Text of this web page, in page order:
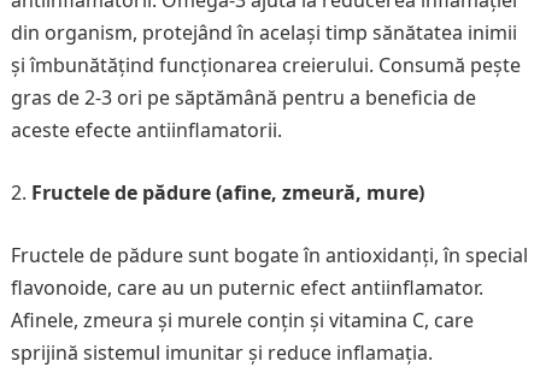
din organism, protejând în același timp sănătatea inimii
și îmbunătățind funcționarea creierului. Consumă pește
gras de 2-3 ori pe săptămână pentru a beneficia de
aceste efecte antiinflamatorii.
Fructele de pădure (afine, zmeură, mure)
Fructele de pădure sunt bogate în antioxidanți, în special
flavonoide, care au un puternic efect antiinflamator.
Afinele, zmeura și murele conțin și vitamina C, care
sprijină sistemul imunitar și reduce inflamația.